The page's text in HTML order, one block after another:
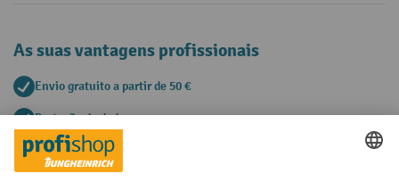
As suas vantagens profissionais
Envio gratuito a partir de 50 €
Proteção de dados segura
Aconselhamento pessoal de compra